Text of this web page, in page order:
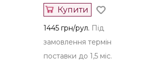
Купити
1445 грн/рул. Під
замовлення термін
поставки до 1,5 міс.